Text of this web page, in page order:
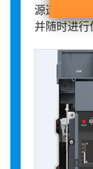
源透明度。
并随时进行